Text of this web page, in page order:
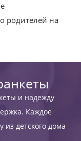
родителей на
и надежду
Каждое
детского дома